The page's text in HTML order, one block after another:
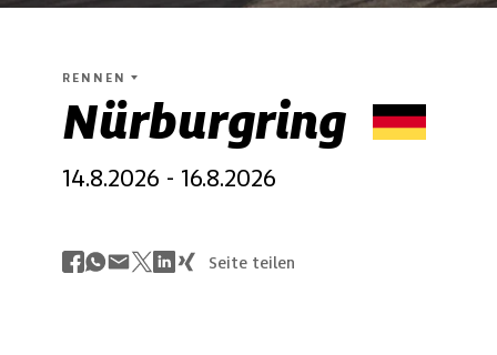
RENNEN
Nürburgring
14.8.2026 - 16.8.2026
Seite teilen